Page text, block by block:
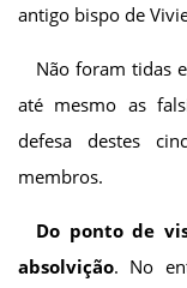
antigo bispo de
Não foram tidas
até mesmo as
defesa destes
membros.
Do ponto de
absolvição. No